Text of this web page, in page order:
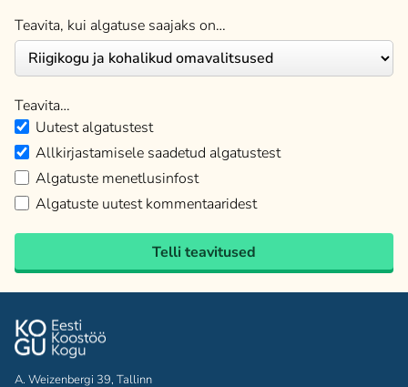
Teavita, kui algatuse saajaks on…
Teavita…
Uutest algatustest
Allkirjastamisele saadetud algatustest
Algatuste menetlusinfost
Algatuste uutest kommentaaridest
Telli teavitused
A. Weizenbergi 39, Tallinn